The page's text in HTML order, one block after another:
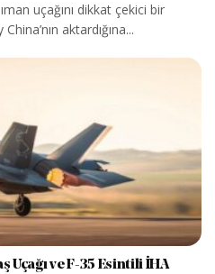
uçağını dikkat çekici bir
aktardığına...
Uçağı ve F-35 Esintili İHA